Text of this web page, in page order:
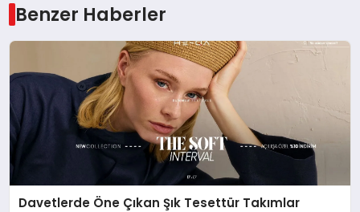
Benzer Haberler
Davetlerde Öne Çıkan Şık Tesettür Takımlar